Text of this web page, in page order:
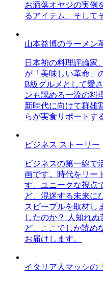
お洒落オヤジの実例
るアイテム、そして
山本益博のラーメン
日本初の料理評論家
が「美味しい革命」
B級グルメとして愛
ンも認める一流の料
新時代に向けて群雄
らが実食リポートす
ビジネス ストーリー
ビジネスの第一線で
画です。時代をリー
す、ユニークな視点
ど、混迷する未来に
スピープルを取材し
したのか？ 人知れ
ど、ここでしか読め
お届けします。
イタリア人マッシの